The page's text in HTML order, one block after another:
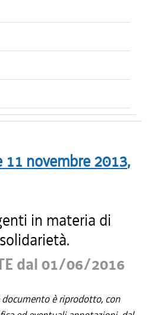
11 novembre 2013,
in materia di
dal 01/06/2016
documento è riprodotto, con